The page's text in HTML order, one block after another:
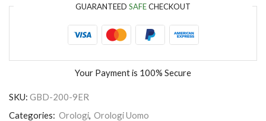
GUARANTEED SAFECHECKOUT
Your Payment is 100% Secure
SKU: GBD-200-9ER
Categories: Orologi, Orologi Uomo